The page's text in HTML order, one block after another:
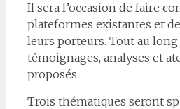
Il sera l’occasion de faire
plateformes existantes et
leurs porteurs. Tout au long
témoignages, analyses et
proposés.
Trois thématiques seront